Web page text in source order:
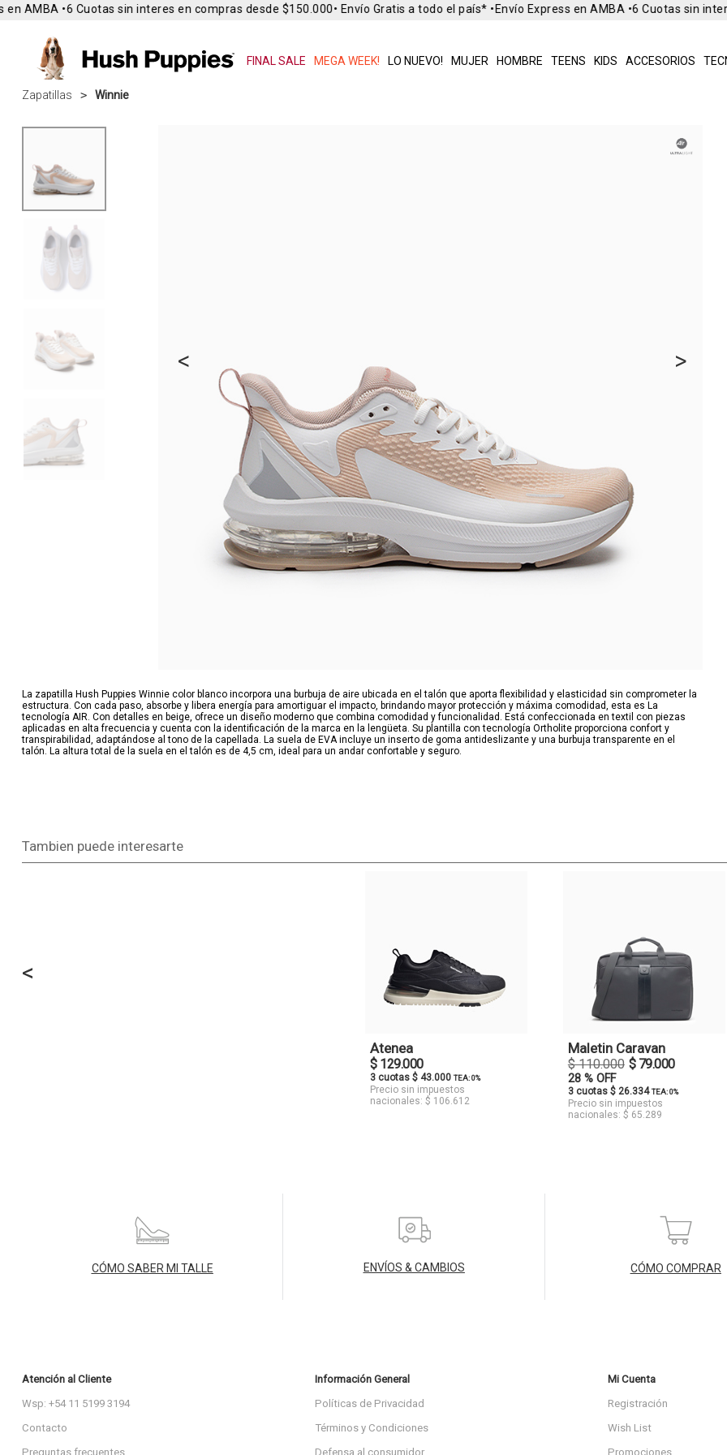
FINAL SALE MEGA WEEK! LO NUEVO! MUJER HOMBRE TEENS KIDS ACCESORIOS
AMBA •6 Cuotas sin interes en compras desde $150.000• Envío Gratis a todo el país* •Envío Express en AMBA •6 Cuotas sin
Zapatillas Winnie
< >
La zapatilla Hush Puppies Winnie color blanco incorpora una burbuja de aire ubicada en el talón que aporta flexibilidad y elasticidad sin comprometer la
estructura. Con cada paso, absorbe y libera energía para amortiguar el impacto, brindando mayor protección y máxima comodidad, esta es La
tecnología AIR. Con detalles en beige, ofrece un diseño moderno que combina comodidad y funcionalidad. Está confeccionada en textil con piezas
aplicadas en alta frecuencia y cuenta con la identificación de la marca en la lengüeta. Su plantilla con tecnología Ortholite proporciona confort y
transpirabilidad, adaptándose al tono de la capellada. La suela de EVA incluye un inserto de goma antideslizante y una burbuja transparente en el
talón. La altura total de la suela en el talón es de 4,5 cm, ideal para un andar confortable y seguro.
Tambien puede interesarte
<
Atenea
$ 129.000
3 cuotas $ 43.000TEA: 0%
Precio sin impuestos
nacionales: $ 106.612
Maletin Caravan
$ 110.000 $ 79.000
28 % OFF
3 cuotas $ 26.334TEA: 0%
Precio sin impuestos
nacionales: $ 65.289
CÓMO SABER MI TALLE ENVÍOS & CAMBIOS CÓMO COMPRAR
Atención al Cliente
Wsp: +54 11 5199 3194
Contacto
Preguntas frecuentes
Información General
Políticas de Privacidad
Términos y Condiciones
Defensa al consumidor
Mi Cuenta
Registración
Wish List
Promociones